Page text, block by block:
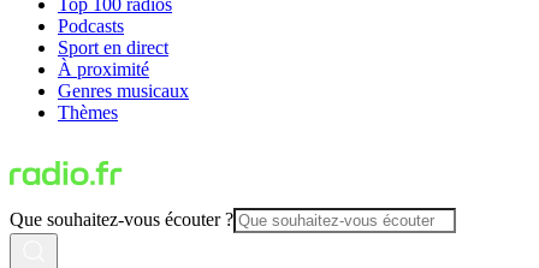
Top 100 radios
Podcasts
Sport en direct
À proximité
Genres musicaux
Thèmes
Que souhaitez-vous écouter ?